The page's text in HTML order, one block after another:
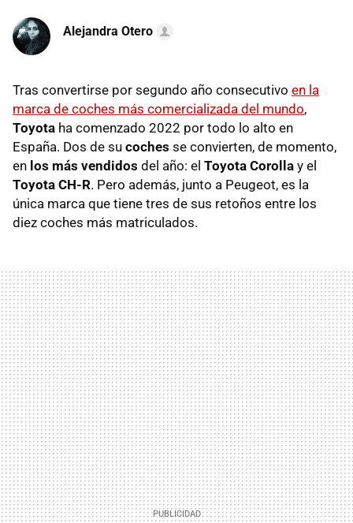
Alejandra Otero
Tras convertirse por segundo año consecutivo en la
marca de coches más comercializada del mundo,
Toyota ha comenzado 2022 por todo lo alto en
España. Dos de su coches se convierten, de momento,
en los más vendidos del año: el Toyota Corolla y el
Toyota CH-R. Pero además, junto a Peugeot, es la
única marca que tiene tres de sus retoños entre los
diez coches más matriculados.